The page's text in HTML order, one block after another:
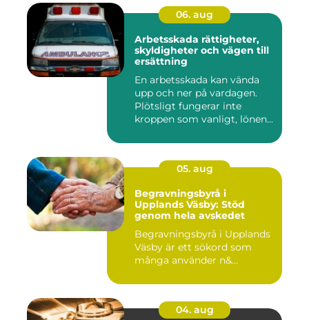
06. aug
Arbetsskada rättigheter,
skyldigheter och vägen till
ersättning
En arbetsskada kan vända
upp och ner på vardagen.
Plötsligt fungerar inte
kroppen som vanligt, lönen...
05. aug
Begravningsbyrå i
Upplands Väsby: Stöd
genom hela avskedet
Begravningsbyrå i Upplands
Väsby är ett sökord som
många använder n&...
04. aug